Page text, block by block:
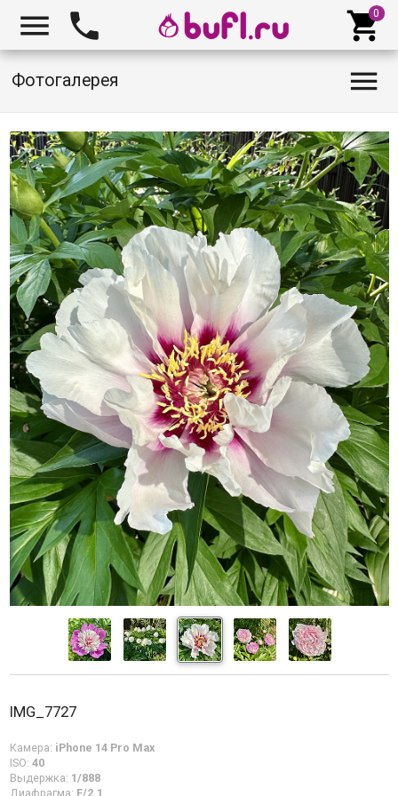
  
Фотогалерея 
IMG_7727
Камера: iPhone 14 Pro Max
ISO: 40
Выдержка: 1/888
Диафрагма: F/2.1